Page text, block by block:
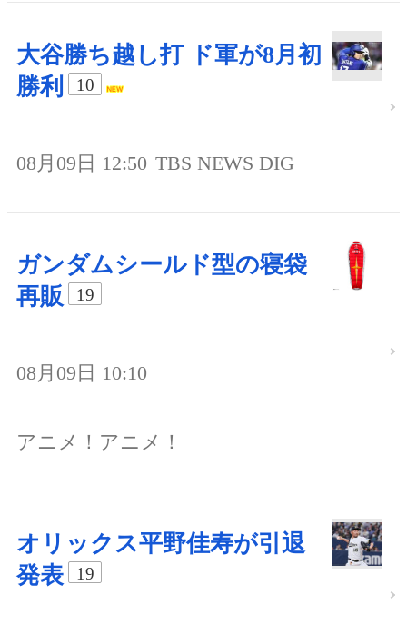
大谷勝ち越し打 ド軍が8月初
勝利
10
08月09日 12:50 TBS NEWS DIG
ガンダムシールド型の寝袋
再販
19
08月09日 10:10
アニメ！アニメ！
オリックス平野佳寿が引退
発表
19